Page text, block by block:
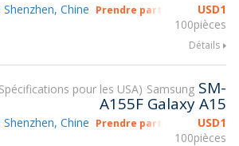
USD1
100pièces
Chine Prendre part à gsmX Hong
Détails
pour les USA Samsung SM-
A155F Galaxy A15
USD1
100pièces
Chine Prendre part à gsmX Hong